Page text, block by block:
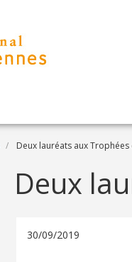
Deux lauréats aux Trophées
Deux
30/09/2019